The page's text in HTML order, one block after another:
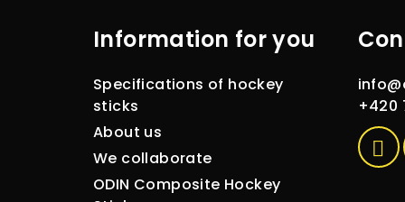
Information for you
Specifications of hockey
sticks
About us
We collaborate
ODIN Composite Hockey
info@
+420